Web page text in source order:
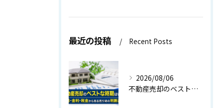
最近の投稿 Recent Posts
2026/08/06
不動産売却のベストな時期はいつ？相場・金利・税金から見る売り時の判断基準